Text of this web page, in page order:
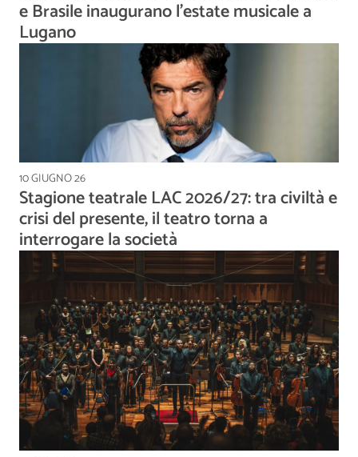
e Brasile inaugurano l'estate musicale a
Lugano
10 GIUGNO 26
Stagione teatrale LAC 2026/27: tra civiltà e
crisi del presente, il teatro torna a
interrogare la società